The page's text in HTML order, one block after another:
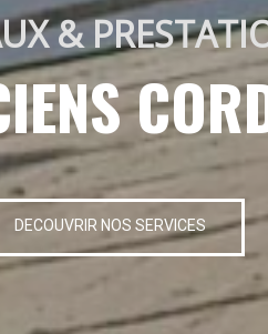
&
DECOUVRIR NOS SERVICES